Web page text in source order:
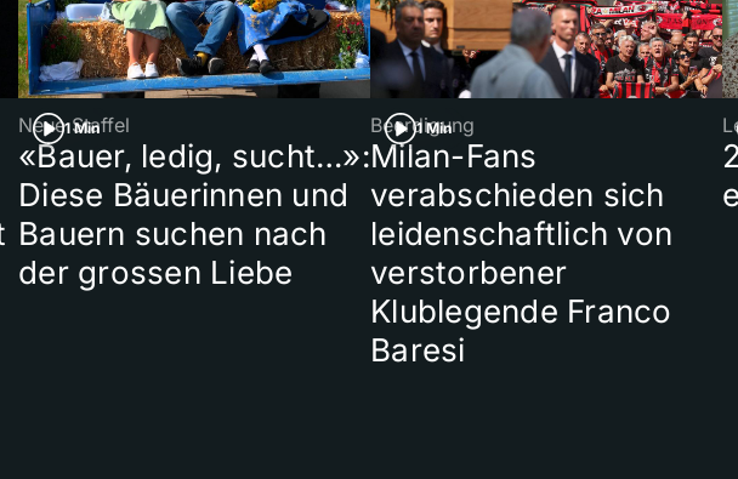
1 Min
Neue Staffel
«Bauer, ledig, sucht…»:
Diese Bäuerinnen und
Bauern suchen nach
der grossen Liebe
1 Min
Beerdigung
Milan-Fans
verabschieden sich
leidenschaftlich von
verstorbener
Klublegende Franco
Baresi